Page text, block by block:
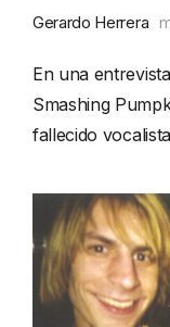
Gerardo Herrera
En una
Smashing
fallecido